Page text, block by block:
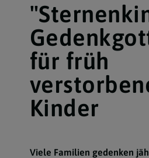
für früh
Kinder
Viele Familien gedenken